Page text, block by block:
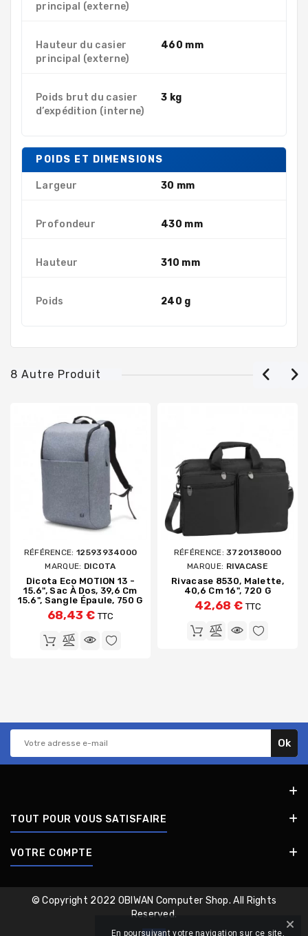
principal (externe)
Hauteur du casier
principal (externe)
460 mm
Poids brut du casier
d’expédition (interne)
3 kg
POIDS ET DIMENSIONS
Largeur 30 mm
Profondeur 430 mm
Hauteur 310 mm
Poids 240 g
8 Autre Produit
RÉFÉRENCE: 12593934000
MARQUE: DICOTA
Dicota Eco MOTION 13 -
15.6", Sac À Dos, 39,6 Cm
15.6", Sangle Épaule, 750 G
68,43 € TTC
RÉFÉRENCE:3720138000
MARQUE: RIVACASE
Rivacase 8530, Malette,
40,6 Cm 16", 720 G
42,68 € TTC
TOUT POUR VOUS SATISFAIRE
VOTRE COMPTE
© Copyright 2022 OBIWAN Computer Shop. All Rights
Reserved.
En poursuivant votre navigation sur ce site,